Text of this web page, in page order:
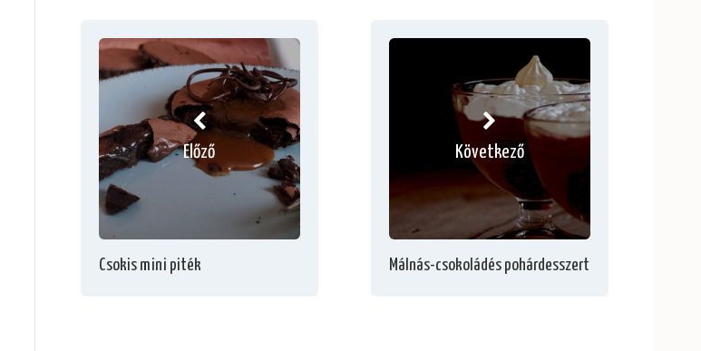
Előző
Csokis mini piték
Következő
Málnás-csokoládés pohárdesszert